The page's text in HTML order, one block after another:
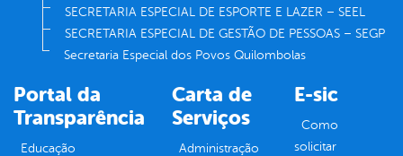
SECRETARIA ESPECIAL DE ESPORTE E LAZER – SEEL
SECRETARIA ESPECIAL DE GESTÃO DE PESSOAS – SEGP
Secretaria Especial dos Povos Quilombolas
Portal da
Transparência
Educação
Carta de
Serviços
Administração
E-sic
Como
solicitar